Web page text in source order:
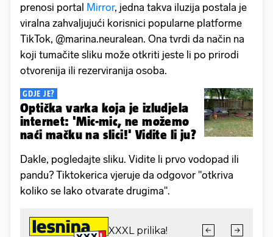
prenosi portal Mirror, jedna takva iluzija postala je
viralna zahvaljujući korisnici popularne platforme
TikTok, @marina.neuralean. Ona tvrdi da način na
koji tumačite sliku može otkriti jeste li po prirodi
otvorenija ili rezerviranija osoba.
GDJE JE?
Optička varka koja je izludjela
internet: 'Mic-mic, ne možemo
naći mačku na slici!' Vidite li ju?
Dakle, pogledajte sliku. Vidite li prvo vodopad ili
pandu? Tiktokerica vjeruje da odgovor "otkriva
koliko se lako otvarate drugima".